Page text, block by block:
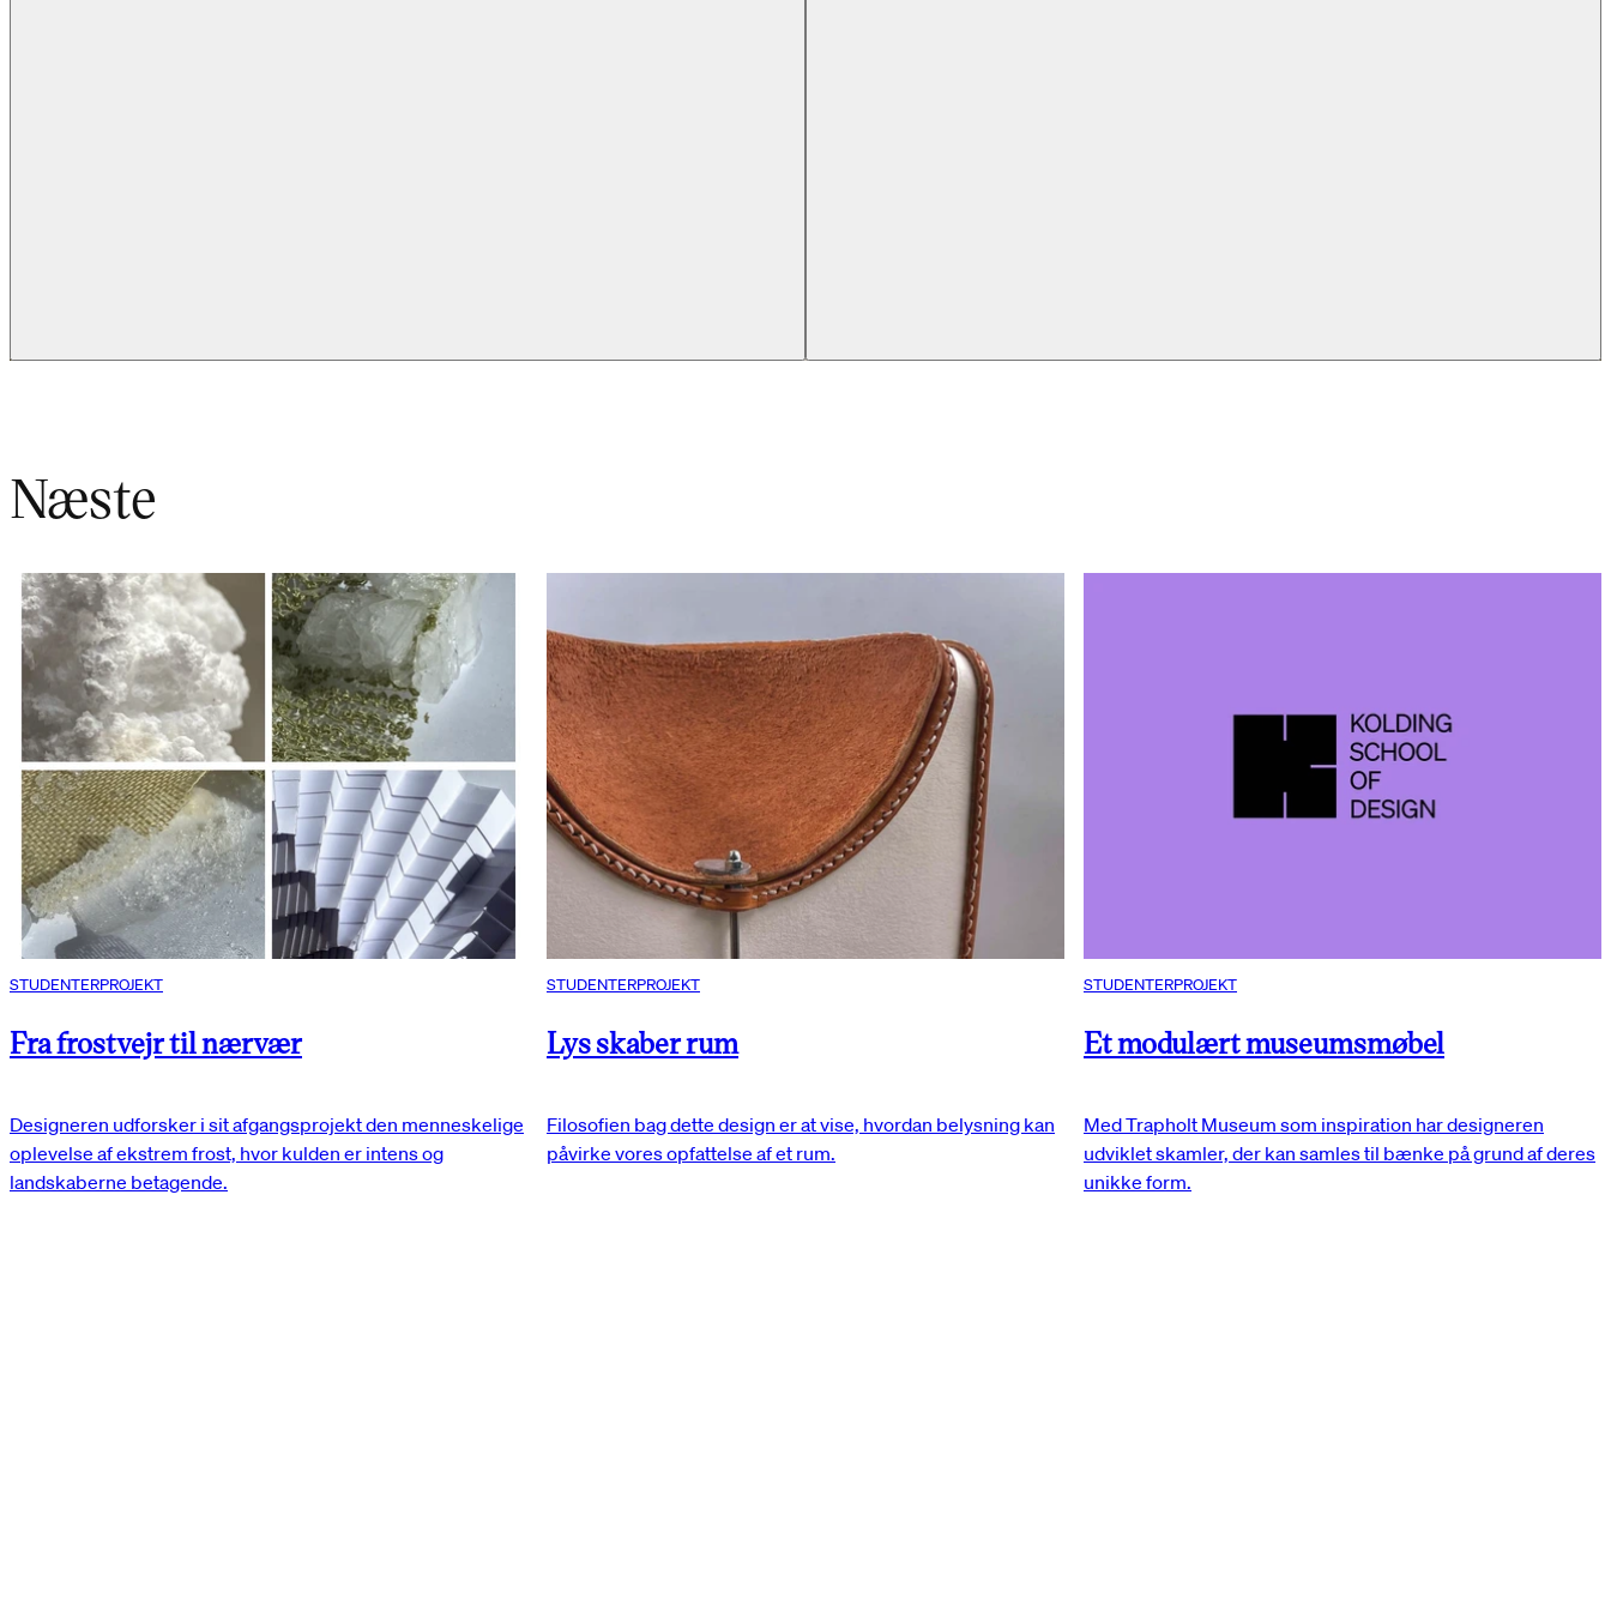
Næste
STUDENTERPROJEKT
Fra frostvejr til nærvær
Designeren udforsker i sit afgangsprojekt den menneskelige
oplevelse af ekstrem frost, hvor kulden er intens og
landskaberne betagende.
STUDENTERPROJEKT
Lys skaber rum
Filosofien bag dette design er at vise, hvordan belysning kan
påvirke vores opfattelse af et rum.
STUDENTERPROJEKT
Et modulært museumsmøbel
Med Trapholt Museum som inspiration har designeren
udviklet skamler, der kan samles til bænke på grund af deres
unikke form.